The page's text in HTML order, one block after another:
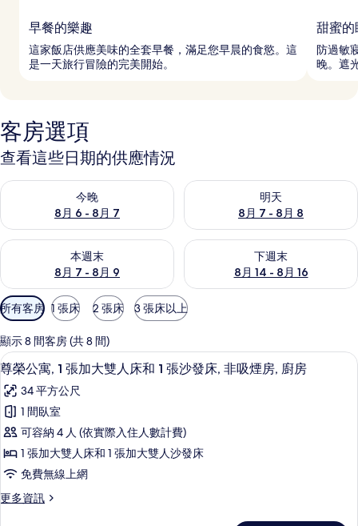
早餐的樂趣
這家飯店供應美味的全套早餐，滿足您早晨的食慾。這
是一天旅行冒險的完美開始。
甜蜜的
防過敏
晚。遮
客房選項
查看這些日期的供應情況
今晚
8月 6 - 8月 7
查看今晚 (8月 6 - 8月 7) 的供應情況
明天
8月 7 - 8月 8
查看明天 (8月 7 - 8月 8) 的供
本週末
8月 7 - 8月 9
查看本週末 (8月 7 - 8月 9) 的供應情況
下週末
8月 14 - 8月 16
查看下週末 (8月 14 - 8月 16)
可
用
的
客
房
篩
選
條
所有客房 1 張床 2 張床 3 張床以上
顯示 8 間客房 (共 8 間)
顯
示
尊
榮
公
寓,
張
尊榮公寓, 1 張加大雙人床和 1 張沙發
12
尊榮公寓, 1 張加大雙人床和 1 張沙發床, 非吸煙房, 廚房
34 平方公尺
1 間臥室
可容納 4 人 (依實際入住人數計費)
1 張加大雙人床和 1 張加大雙人沙發床
免費無線上網
更多資訊
更